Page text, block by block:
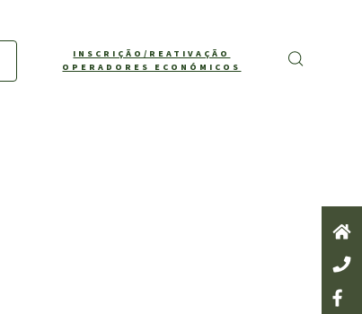
INSCRIÇÃO/REATIVAÇÃO
OPERADORES ECONÓMICOS